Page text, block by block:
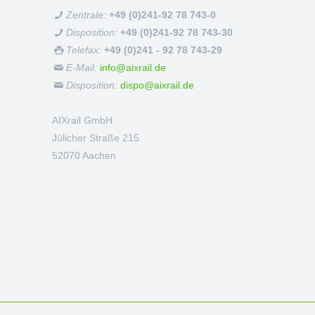
Zentrale: +49 (0)241-92 78 743-0
Disposition: +49 (0)241-92 78 743-30
Telefax: +49 (0)241 - 92 78 743-29
E-Mail: info@aixrail.de
Disposition: dispo@aixrail.de
AIXrail GmbH
Jülicher Straße 215
52070 Aachen